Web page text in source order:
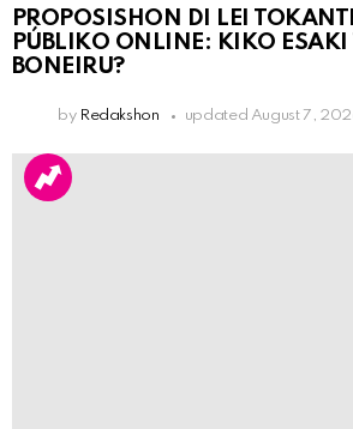
PROPOSISHON DI LEI
PÚBLIKO ONLINE: KIKO
BONEIRU?
by Redakshon updated August 7,